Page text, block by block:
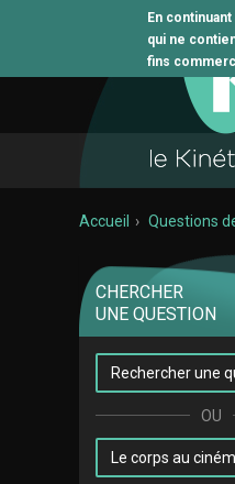
En
qui ne
fins
Accueil Questions
CHERCHER
UNE QUESTION